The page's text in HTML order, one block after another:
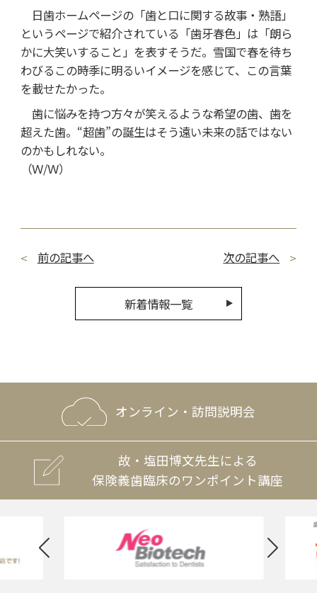
日歯ホームページの「歯と口に関する故事・熟語」
というページで紹介されている「歯牙春色」は「朗ら
かに大笑いすること」を表すそうだ。雪国で春を待ち
わびるこの時季に明るいイメージを感じて、この言葉
を載せたかった。
歯に悩みを持つ方々が笑えるような希望の歯、歯を
超えた歯。“超歯”の誕生はそう遠い未来の話ではない
のかもしれない。
（Ｗ/Ｗ）
前の記事へ 次の記事へ
新着情報一覧
オンライン・訪問説明会
故・塩田博文先生による
保険義歯臨床のワンポイント講座